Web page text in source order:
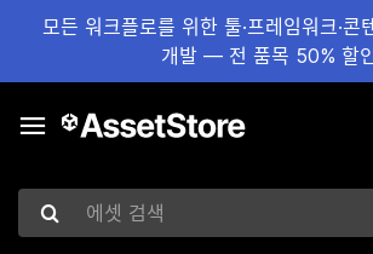
모든 워크플로를 위한 툴·프레임워크·콘
개발 — 전 품목 50% 할
에셋 검색